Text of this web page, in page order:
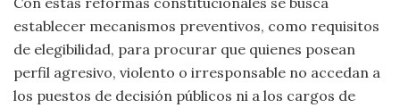
establecer mecanismos preventivos, como requisitos
de elegibilidad, para procurar que quienes posean
perfil agresivo, violento o irresponsable no accedan a
los puestos de decisión públicos ni a los cargos de